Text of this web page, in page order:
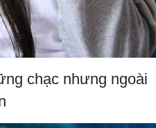
chạc nhưng ngoài